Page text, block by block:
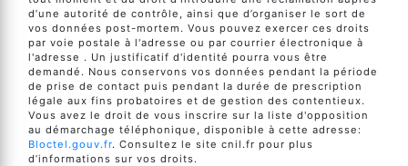
d’une autorité de contrôle, ainsi que d’organiser le sort de
vos données post-mortem. Vous pouvez exercer ces droits
par voie postale à l'adresse ou par courrier électronique à
l'adresse . Un justificatif d'identité pourra vous être
demandé. Nous conservons vos données pendant la période
de prise de contact puis pendant la durée de prescription
légale aux fins probatoires et de gestion des contentieux.
Vous avez le droit de vous inscrire sur la liste d'opposition
au démarchage téléphonique, disponible à cette adresse:
Bloctel.gouv.fr. Consultez le site cnil.fr pour plus
d’informations sur vos droits.